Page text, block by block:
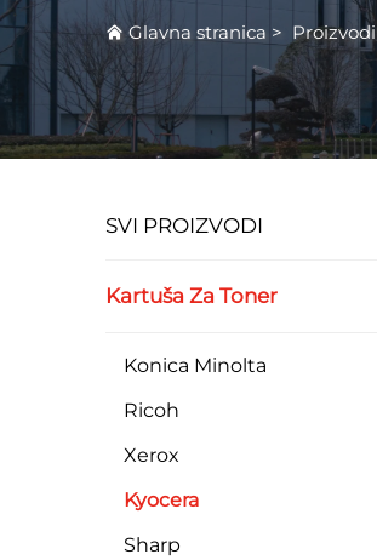
Glavna stranica > Proizvodi
SVI PROIZVODI
Kartuša Za Toner
Konica Minolta
Ricoh
Xerox
Kyocera
Sharp